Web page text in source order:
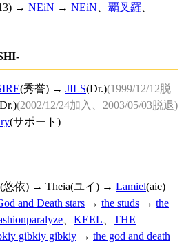
→ NEiN → NEiN 覇叉羅
(秀誉) → JILS(Dr.)(1999/12/12脱
(2002/12/24加入、2003/05/03脱退)
(サポート)
悠依) → Theia(ユイ) → Lamiel(aie)
and Death stars → the studs → the
KEEL
THE
gibkiy gibkiy → the god and death